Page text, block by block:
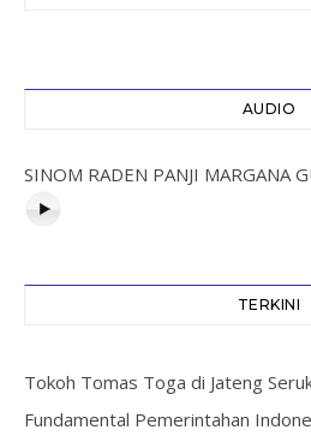
AUDIO
SINOM RADEN PANJI MARGANA
TERKINI
Tokoh Tomas Toga di Jateng
Fundamental Pemerintahan